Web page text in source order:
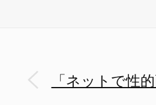
「ネットで性